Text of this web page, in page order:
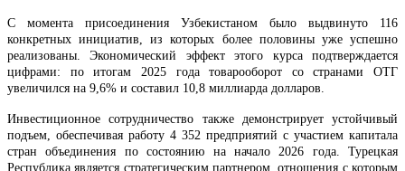
С момента присоединения Узбекистаном было выдвинуто 116
конкретных инициатив, из которых более половины уже успешно
реализованы. Экономический эффект этого курса подтверждается
цифрами: по итогам 2025 года товарооборот со странами ОТГ
увеличился на 9,6% и составил 10,8 миллиарда долларов.
Инвестиционное сотрудничество также демонстрирует устойчивый
подъем, обеспечивая работу 4 352 предприятий с участием капитала
стран объединения по состоянию на начало 2026 года. Турецкая
Республика является стратегическим партнером, отношения с которым